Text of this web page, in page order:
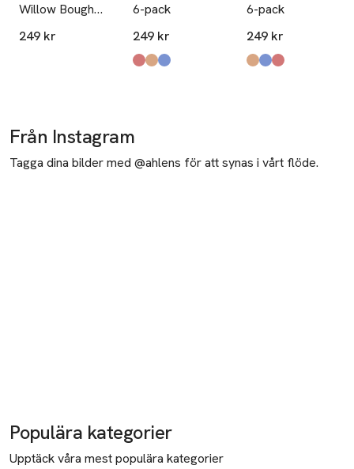
Willow Bough
Blue & Green
249 kr
6-pack
249 kr
Produkten finns i färgerna:
Strawberry Theif: Red,
Strawberry Theif: Brown,
Strawberry Theif: Blue,
6-pack
249 kr
Produkten finns i
Strawberry Theif:
Strawberry Theif:
Strawberry Theif:
Från Instagram
Tagga dina bilder med @ahlens för att synas i vårt flöde.
Populära kategorier
Upptäck våra mest populära kategorier